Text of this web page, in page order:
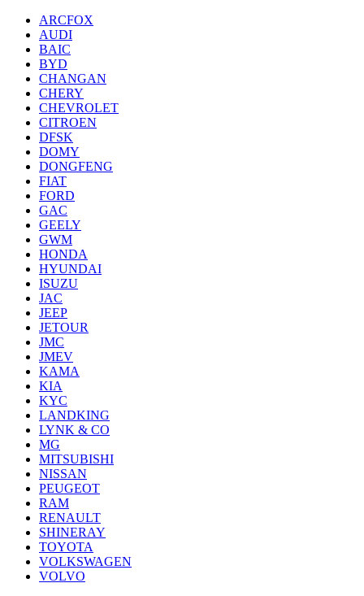
ARCFOX
AUDI
BAIC
BYD
CHANGAN
CHERY
CHEVROLET
CITROEN
DFSK
DOMY
DONGFENG
FIAT
FORD
GAC
GEELY
GWM
HONDA
HYUNDAI
ISUZU
JAC
JEEP
JETOUR
JMC
JMEV
KAMA
KIA
KYC
LANDKING
LYNK & CO
MG
MITSUBISHI
NISSAN
PEUGEOT
RAM
RENAULT
SHINERAY
TOYOTA
VOLKSWAGEN
VOLVO